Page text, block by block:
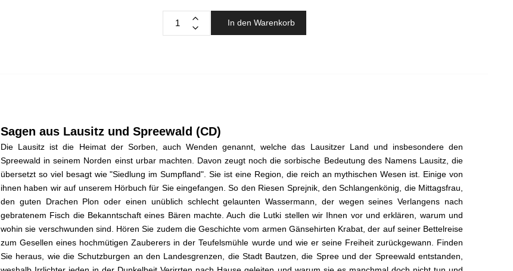
In den Warenkorb
Sagen aus Lausitz und Spreewald (CD)
Die Lausitz ist die Heimat der Sorben, auch Wenden genannt, welche das Lausitzer Land und insbesondere den
Spreewald in seinem Norden einst urbar machten. Davon zeugt noch die sorbische Bedeutung des Namens Lausitz, die
übersetzt so viel besagt wie "Siedlung im Sumpfland". Sie ist eine Region, die reich an mythischen Wesen ist. Einige von
ihnen haben wir auf unserem Hörbuch für Sie eingefangen. So den Riesen Sprejnik, den Schlangenkönig, die Mittagsfrau,
den guten Drachen Plon oder einen unüblich schlecht gelaunten Wassermann, der wegen seines Verlangens nach
gebratenem Fisch die Bekanntschaft eines Bären machte. Auch die Lutki stellen wir Ihnen vor und erklären, warum und
wohin sie verschwunden sind. Hören Sie zudem die Geschichte vom armen Gänsehirten Krabat, der auf seiner Bettelreise
zum Gesellen eines hochmütigen Zauberers in der Teufelsmühle wurde und wie er seine Freiheit zurückgewann. Finden
Sie heraus, wie die Schutzburgen an den Landesgrenzen, die Stadt Bautzen, die Spree und der Spreewald entstanden,